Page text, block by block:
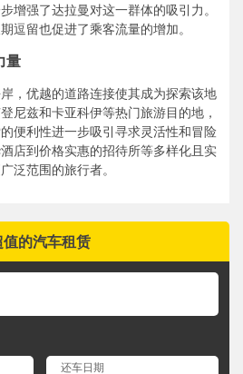
增强了达拉曼对这一群体的吸引力。
逗留也促进了乘客流量的增加。
量
，优越的道路连接使其成为探索该地
尼兹和卡亚科伊等热门旅游目的地，
便利性进一步吸引寻求灵活性和冒险
店到价格实惠的招待所等多样化且实
泛范围的旅行者。
值的汽车租赁
还车日期